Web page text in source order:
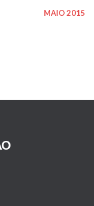
MAIO 2015